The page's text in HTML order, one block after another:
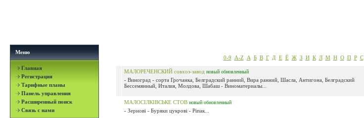
Меню
Главная
Регистрация
Тарифные планы
Панель управления
Расширенный поиск
Связь с нами
0-9 A-Z А Б В Г Д Е Ё Ж З И К Л М Н О П Р С
МАЛОРЕЧЕНСКИЙ совхоз-завод новый обновленный
- Виноград - сорта Грочанка, Белградский ранний, Вира ранний, Шасла, Антигона, Белградский
Бессемянный, Италия, Молдова, Шабаш - Виноматериалы...
МАЛОСІЛКІВСЬКЕ СТОВ новый обновленный
- Зернові - Буряки цукрові - Ріпак...